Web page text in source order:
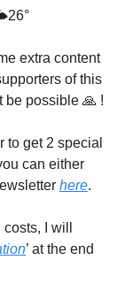
extra content
of this
be possible 🙏 !
to get 2 special
can either
here.
I will
’ at the end